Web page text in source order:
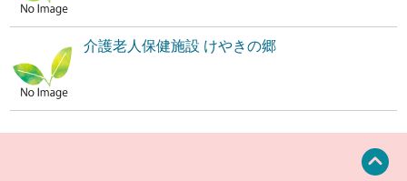
介護老人保健施設 けやきの郷